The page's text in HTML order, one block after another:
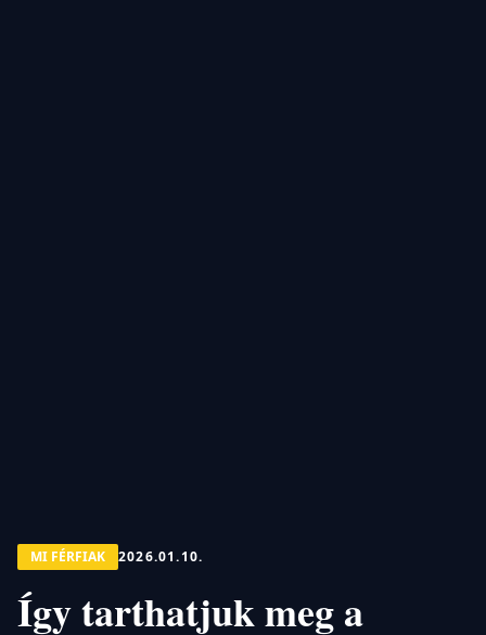
MI FÉRFIAK 2026.01.10.
Így tarthatjuk meg a